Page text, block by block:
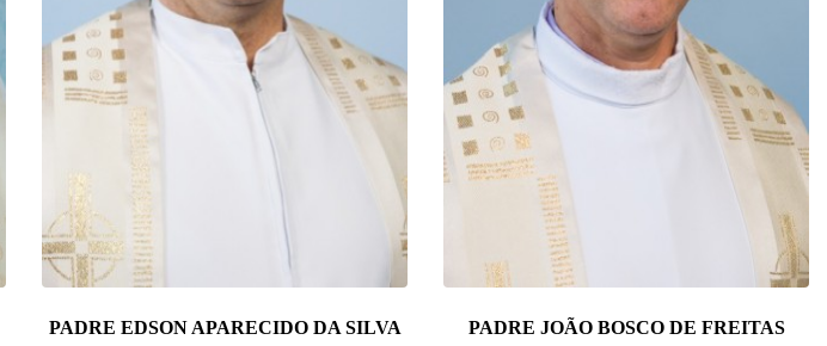
PADRE EDSON APARECIDO DA SILVA PADRE JOÃO BOSCO DE FREITAS